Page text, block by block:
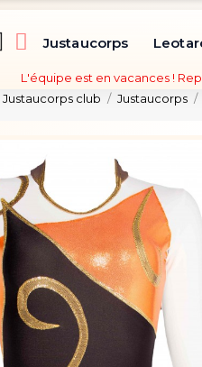
Justaucorps
L'équipe est en vacances !
Justaucorps club Justaucorps